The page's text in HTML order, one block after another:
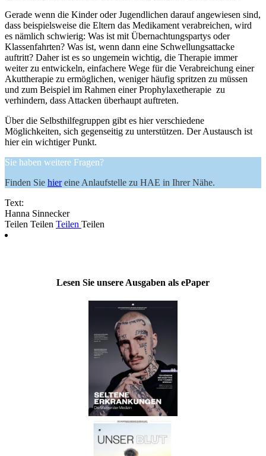
Gerade wenn die Kinder oder Jugendlichen darauf angewiesen sind,
dass beispielsweise die Eltern das Medikament verabreichen, wird
es nämlich schwierig: Was ist mit Übernachtungspartys oder
Klassenfahrten? Was ist, wenn dann eine Schwellungsattacke
auftritt? Daher ist es so ungemein wichtig, die Therapie immer
weiter zu entwickeln, einfachere Wege für die Verabreichung einer
Akuttherapie zu ermöglichen, weniger häufig spritzen zu müssen
und zum Beispiel im Rahmen einer Prophylaxetherapie zu
verhindern, dass Attacken überhaupt auftreten.
Über die Selbsthilfegruppen gibt es hier verschiedene
Möglichkeiten, sich gegenseitig zu unterstützen. Der Austausch ist
hier ein wichtiger Punkt.
Sie haben weitere Fragen?
Finden Sie hiereine Anlaufstelle zu HAE in Ihrer Nähe.
Text:
Hanna Sinnecker
Teilen Teilen Teilen Teilen
Lesen Sie unsere Ausgaben als ePaper